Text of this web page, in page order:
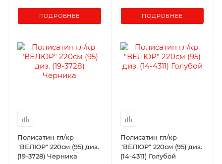
ПОДРОБНЕЕ ПОДРОБНЕЕ
Полисатин гл/кр
"ВЕЛЮР" 220см (95) диз.
(19-3728) Черника
Полисатин гл/кр
"ВЕЛЮР" 220см (95) диз.
(14-4311) Голубой